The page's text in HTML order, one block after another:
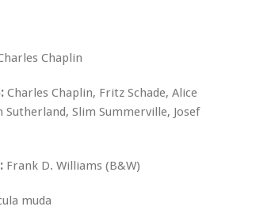
Chaplin
Charles Chaplin, Fritz Schade, Alice
Sutherland, Slim Summerville, Josef
Frank D. Williams (B&W)
muda